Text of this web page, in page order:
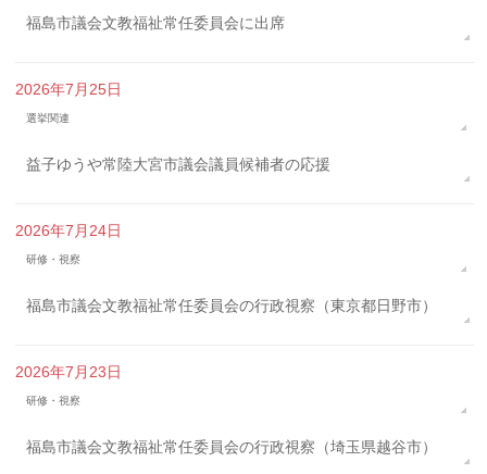
福島市議会文教福祉常任委員会に出席
2026年7月25日
選挙関連
益子ゆうや常陸大宮市議会議員候補者の応援
2026年7月24日
研修・視察
福島市議会文教福祉常任委員会の行政視察（東京都日野市）
2026年7月23日
研修・視察
福島市議会文教福祉常任委員会の行政視察（埼玉県越谷市）